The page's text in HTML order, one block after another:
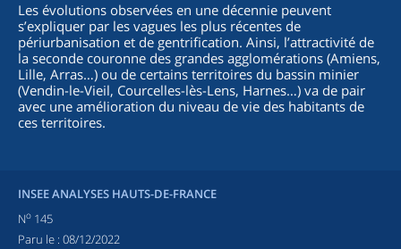
Les évolutions observées en une décennie peuvent
s’expliquer par les vagues les plus récentes de
périurbanisation et de gentrification. Ainsi, l’attractivité de
la seconde couronne des grandes agglomérations (Amiens,
Lille, Arras…) ou de certains territoires du bassin minier
(Vendin-le-Vieil, Courcelles-lès-Lens, Harnes…) va de pair
avec une amélioration du niveau de vie des habitants de
ces territoires.
INSEE ANALYSES HAUTS-DE-FRANCE
No 145
Paru le : 08/12/2022